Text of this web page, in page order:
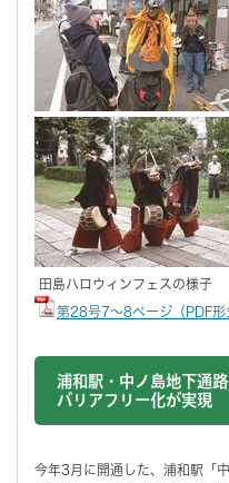
田島ハロウィンフェス
第28号7～8ページ（PDF形
浦和駅・中ノ島地下通
バリアフリー化が実現
今年3月に開通した、浦和駅「